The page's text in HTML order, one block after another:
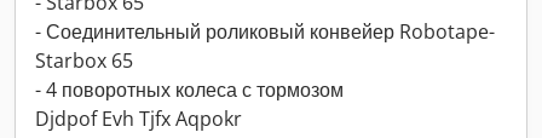
- Соединительный роликовый конвейер Robotape-
Starbox 65
- 4 поворотных колеса с тормозом
Djdpof Evh Tjfx Aqpokr